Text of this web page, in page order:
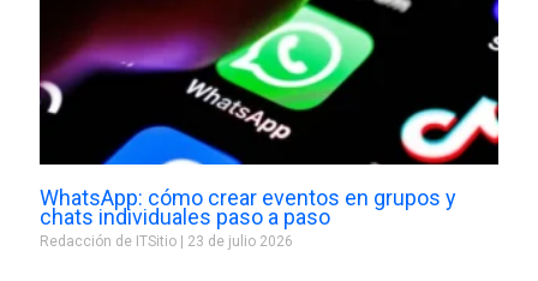
WhatsApp: cómo crear eventos en grupos y
chats individuales paso a paso
Redacción de ITSitio 23 de julio 2026